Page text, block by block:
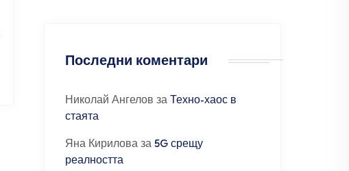
Последни коментари
Николай Ангелов за Техно-хаос в
стаята
Яна Кирилова за 5G срещу
реалността